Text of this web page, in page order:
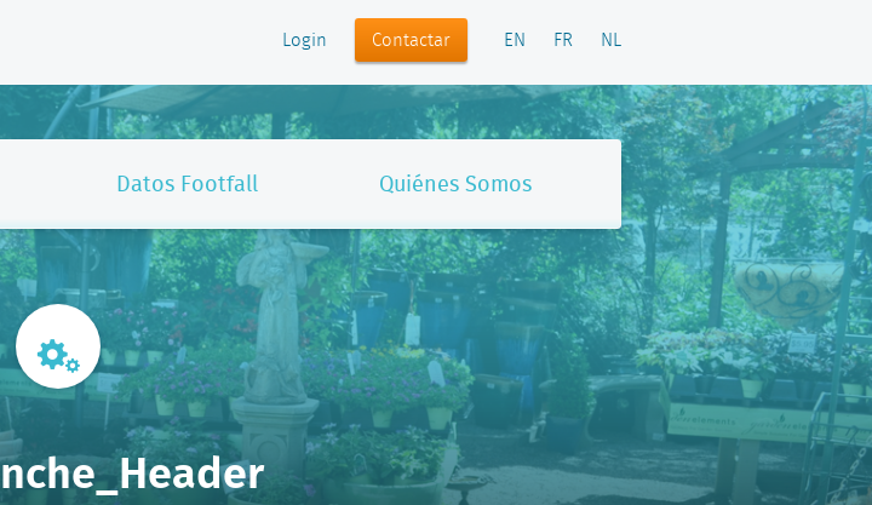
Login Contactar EN FR NL
Datos Footfall Quiénes Somos